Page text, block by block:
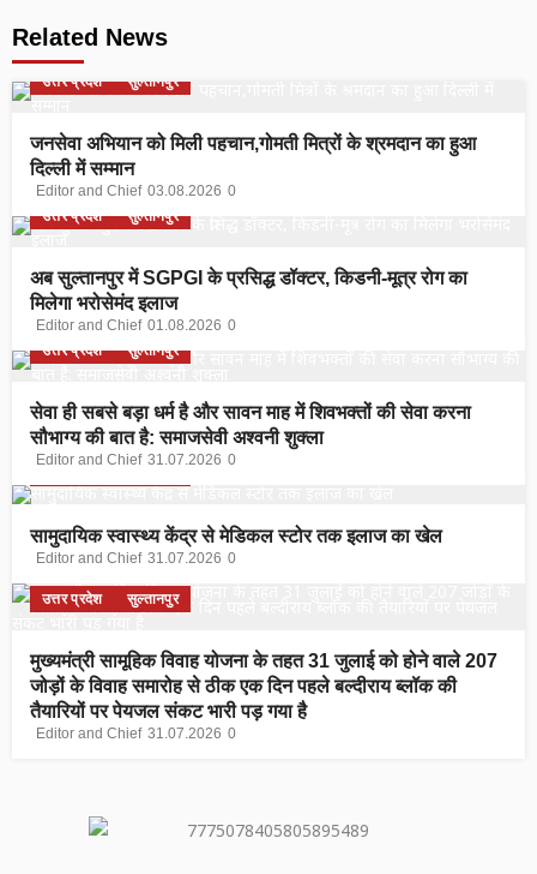
Related News
उत्तर प्रदेश सुल्तानपुर
जनसेवा अभियान को मिली पहचान,गोमती मित्रों के श्रमदान का हुआ
दिल्ली में सम्मान
Editor and Chief 03.08.2026 0
उत्तर प्रदेश
सुल्तानपुर
अब सुल्तानपुर में SGPGI के प्रसिद्ध डॉक्टर, किडनी-मूत्र रोग का
मिलेगा भरोसेमंद इलाज
Editor and Chief 01.08.2026 0
उत्तर प्रदेश
सुल्तानपुर
सेवा ही सबसे बड़ा धर्म है और सावन माह में शिवभक्तों की सेवा करना
सौभाग्य की बात है: समाजसेवी अश्वनी शुक्ला
Editor and Chief 31.07.2026 0
सामुदायिक स्वास्थ्य केंद्र से मेडिकल स्टोर तक इलाज का खेल
Editor and Chief 31.07.2026 0
उत्तर प्रदेश सुल्तानपुर
मुख्यमंत्री सामूहिक विवाह योजना के तहत 31 जुलाई को होने वाले 207
जोड़ों के विवाह समारोह से ठीक एक दिन पहले बल्दीराय ब्लॉक की
तैयारियों पर पेयजल संकट भारी पड़ गया है
Editor and Chief 31.07.2026 0